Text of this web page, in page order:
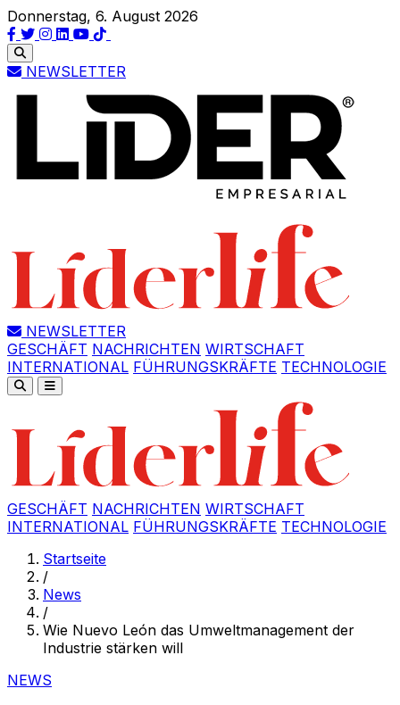
Donnerstag, 6. August 2026
NEWSLETTER
NEWSLETTER
GESCHÄFT NACHRICHTEN WIRTSCHAFT
INTERNATIONAL FÜHRUNGSKRÄFTE TECHNOLOGIE
GESCHÄFT NACHRICHTEN WIRTSCHAFT
INTERNATIONAL FÜHRUNGSKRÄFTE TECHNOLOGIE
Startseite
/
News
/
Wie Nuevo León das Umweltmanagement der
Industrie stärken will
NEWS